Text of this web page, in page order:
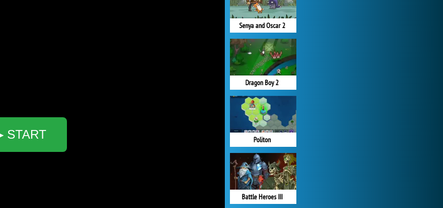
START
Senya and Oscar 2
Dragon Boy 2
Politon
Battle Heroes III